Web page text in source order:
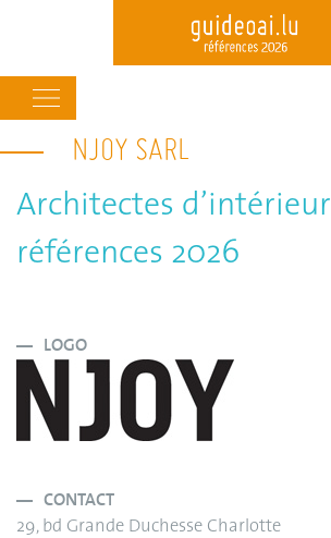
main
content
navigation
NJOY SARL
Architectes d’intérieur
références 2026
LOGO
CONTACT
29, bd Grande Duchesse Charlotte